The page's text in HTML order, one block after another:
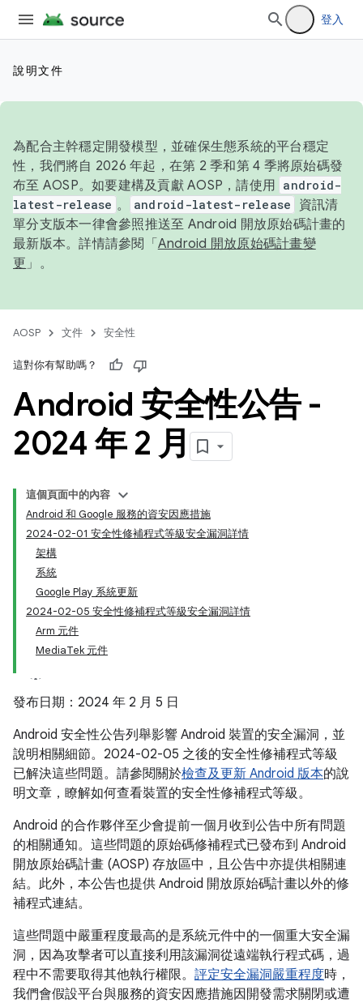
登入
說明文件
為配合主幹穩定開發模型，並確保生態系統的平台穩定
性，我們將自 2026 年起，在第 2 季和第 4 季將原始碼發
布至 AOSP。如要建構及貢獻 AOSP，請使用 android-
latest-release 。 android-latest-release
資訊清
單分支版本一律會參照推送至 Android 開放原始碼計畫的
最新版本。詳情請參閱「 Android 開放原始碼計畫變
更 」。
AOSP 文件 安全性
這對你有幫助嗎？
Android 安全性公告 -
2024 年 2 月
這個頁面中的內容
Android 和 Google 服務的資安因應措施
2024-02-01 安全性修補程式等級安全漏洞詳情
架構
系統
Google Play 系統更新
2024-02-05 安全性修補程式等級安全漏洞詳情
Arm 元件
MediaTek 元件
發布日期：2024 年 2 月 5 日
Android 安全性公告列舉影響 Android 裝置的安全漏洞，並
說明相關細節。2024-02-05 之後的安全性修補程式等級
已解決這些問題。請參閱關於檢查及更新 Android 版本的說
明文章，瞭解如何查看裝置的安全性修補程式等級。
Android 的合作夥伴至少會提前一個月收到公告中所有問題
的相關通知。這些問題的原始碼修補程式已發布到 Android
開放原始碼計畫 (AOSP) 存放區中，且公告中亦提供相關連
結。此外，本公告也提供 Android 開放原始碼計畫以外的修
補程式連結。
這些問題中嚴重程度最高的是系統元件中的一個重大安全漏
洞，因為攻擊者可以直接利用該漏洞從遠端執行程式碼，過
程中不需要取得其他執行權限。 評定安全漏洞嚴重程度時，
我們會假設平台與服務的資安因應措施因開發需求關閉或遭